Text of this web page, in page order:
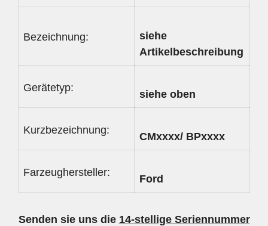
Bezeichnung:
siehe
Artikelbeschreibung
Gerätetyp:
siehe oben
Kurzbezeichnung:
CMxxxx/ BPxxxx
Farzeughersteller:
Ford
Senden sie uns die 14-stellige Seriennummer